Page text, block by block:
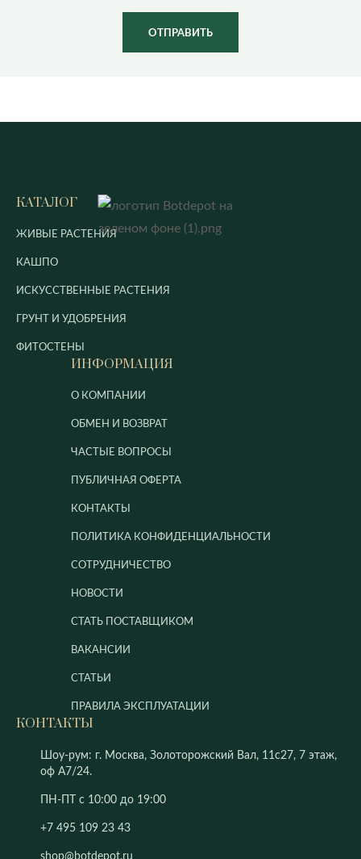
ОТПРАВИТЬ
КАТАЛОГ
ЖИВЫЕ РАСТЕНИЯ
КАШПО
ИСКУССТВЕННЫЕ РАСТЕНИЯ
ГРУНТ И УДОБРЕНИЯ
ФИТОСТЕНЫ
ИНФОРМАЦИЯ
О КОМПАНИИ
ОБМЕН И ВОЗВРАТ
ЧАСТЫЕ ВОПРОСЫ
ПУБЛИЧНАЯ ОФЕРТА
КОНТАКТЫ
ПОЛИТИКА КОНФИДЕНЦИАЛЬНОСТИ
СОТРУДНИЧЕСТВО
НОВОСТИ
СТАТЬ ПОСТАВЩИКОМ
ВАКАНСИИ
СТАТЬИ
ПРАВИЛА ЭКСПЛУАТАЦИИ
КОНТАКТЫ
Шоу-рум: г. Москва, Золоторожский Вал, 11с27, 7 этаж,
оф А7/24.
ПН-ПТ с 10:00 до 19:00
+7 495 109 23 43
shop@botdepot.ru